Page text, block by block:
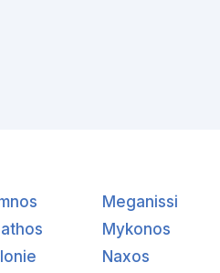
Meganissi
Mykonos
Naxos